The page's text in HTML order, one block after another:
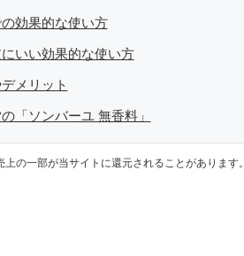
効果的な使い方
いい効果的な使い方
メリット
「ソンバーユ 無香料」
の一部が当サイトに還元されることがあります。